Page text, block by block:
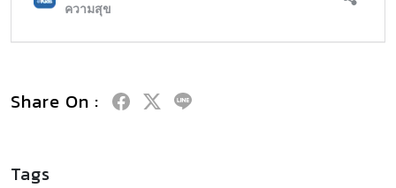
Share On :
Tags